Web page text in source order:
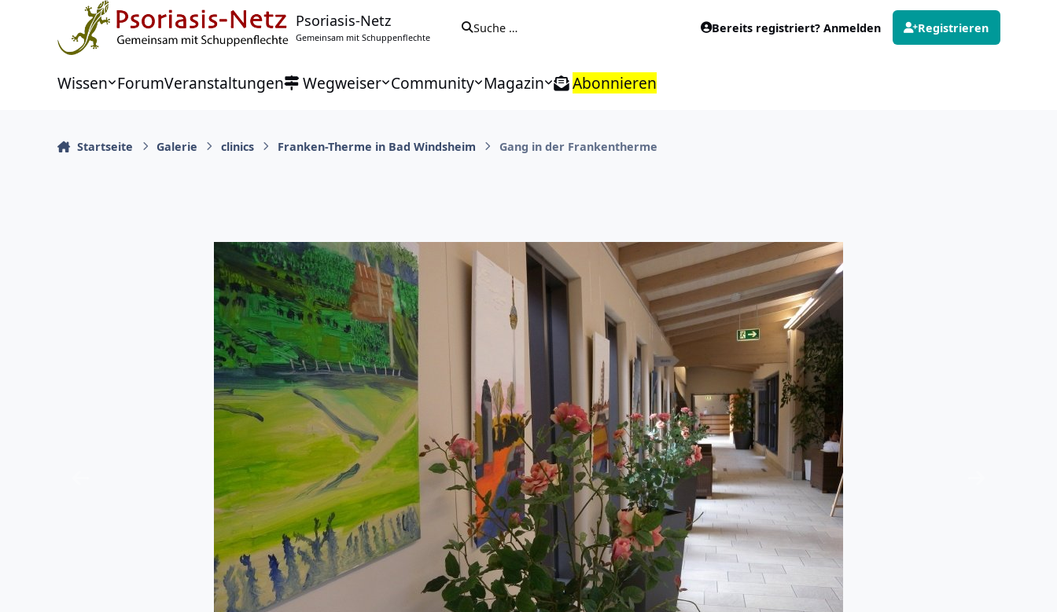
Zu Inhalt springen
Psoriasis-Netz
Gemeinsam mit Schuppenflechte
Suche … Bereits registriert? Anmelden Registrieren
Wissen ForumVeranstaltungen Wegweiser Community Magazin Abonnieren
Startseite Galerie clinics Franken-Therme in Bad Windsheim Gang in der Frankentherme